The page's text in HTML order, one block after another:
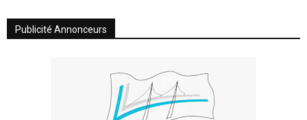
Publicité Annonceurs